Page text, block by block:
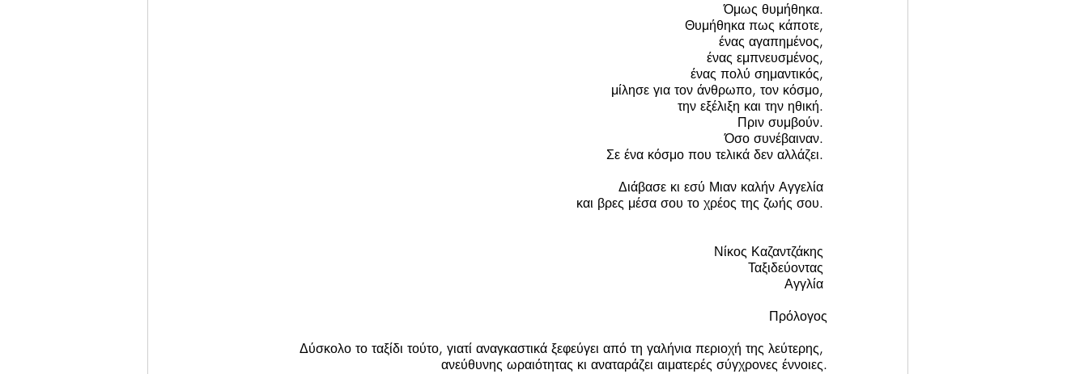
Όμως θυμήθηκα.
Θυμήθηκα πως κάποτε,
ένας αγαπημένος,
ένας εμπνευσμένος,
ένας πολύ σημαντικός,
μίλησε για τον άνθρωπο, τον κόσμο,
την εξέλιξη και την ηθική.
Πριν συμβούν.
Όσο συνέβαιναν.
Σε ένα κόσμο που τελικά δεν αλλάζει.
Διάβασε κι εσύ Μιαν καλήν Αγγελία
και βρες μέσα σου το χρέος της ζωής σου.
Νίκος Καζαντζάκης
Ταξιδεύοντας
Αγγλία
Πρόλογος
Δύσκολο το ταξίδι τούτο, γιατί αναγκαστικά ξεφεύγει από τη γαλήνια περιοχή της λεύτερης,
ανεύθυνης ωραιότητας κι αναταράζει αιματερές σύγχρονες έννοιες.